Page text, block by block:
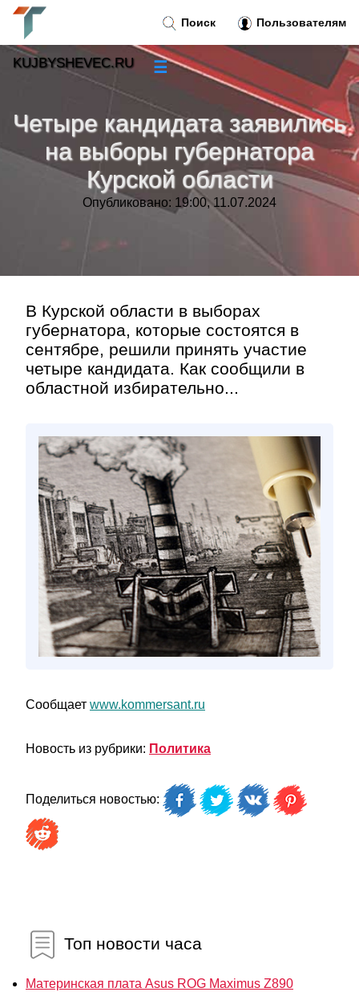
Четыре кандидата заявились
на выборы губернатора
Курской области
Опубликовано: 19:00, 11.07.2024
В Курской области в выборах
губернатора, которые состоятся в
сентябре, решили принять участие
четыре кандидата. Как сообщили в
областной избирательно...
Сообщает www.kommersant.ru
Новость из рубрики: Политика
Поделиться новостью:
Топ новости часа
Материнская плата Asus ROG Maximus Z890
Поиск Пользователям
KUJBYSHEVEC.RU ☰
Новости»
Тренды новостей »
Рубрики»
Контакт»